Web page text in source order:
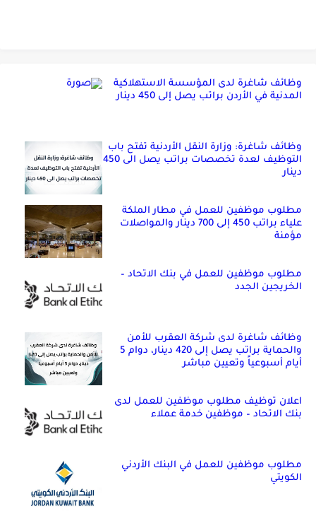
وظائف شاغرة لدى المؤسسة الاستهلاكية
المدنية في الأردن براتب يصل إلى 450 دينار
وظائف شاغرة: وزارة النقل الأردنية تفتح باب
التوظيف لعدة تخصصات براتب يصل الى 450
دينار
مطلوب موظفين للعمل في مطار الملكة
علياء براتب 450 إلى 700 دينار والمواصلات
مؤمنة
مطلوب موظفين للعمل في بنك الاتحاد –
الخريجين الجدد
وظائف شاغرة لدى شركة العقرب للأمن
والحماية براتب يصل إلى 420 دينار، دوام 5
أيام أسبوعياً وتعيين مباشر
اعلان توظيف مطلوب موظفين للعمل لدى
بنك الاتحاد – موظفين خدمة عملاء
مطلوب موظفين للعمل في البنك الأردني
الكويتي